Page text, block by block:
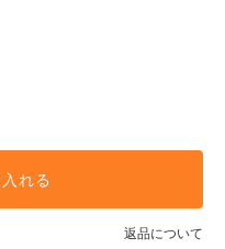
れる
返品について